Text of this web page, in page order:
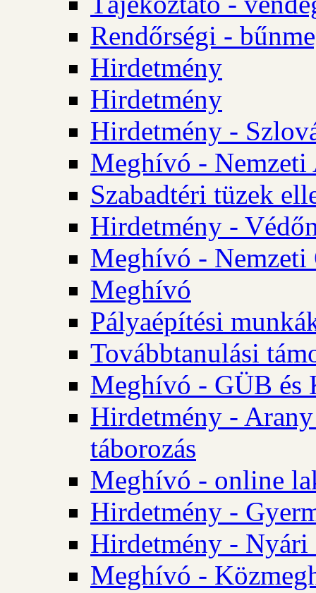
Rendőrségi -
Hirdetmény
Hirdetmény
Hirdetmény -
Meghívó - Nemzeti
Szabadtéri tüzek
Hirdetmény -
Meghívó - Nemzeti
Meghívó
Pályaépítési
Továbbtanulási
Meghívó - GÜB és
Hirdetmény - Arany
táborozás
Meghívó - online
Hirdetmény -
Hirdetmény - Nyári
Meghívó -